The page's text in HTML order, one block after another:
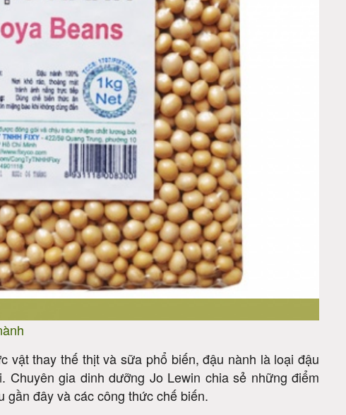
vật thay thế thịt và sữa phổ biến, đậu nành là loại đậu
Chuyên gia dinh dưỡng Jo Lewin chia sẻ những điểm
gần đây và các công thức chế biến.